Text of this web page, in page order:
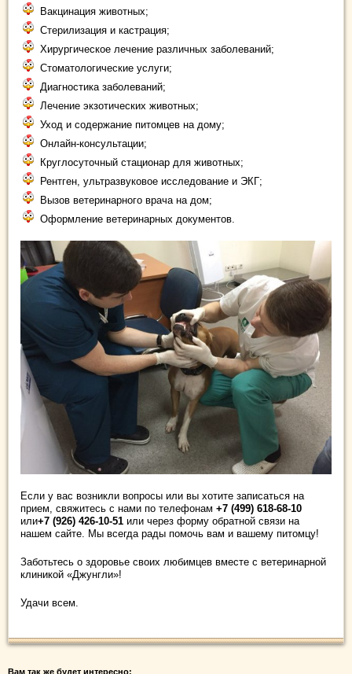
Вакцинация животных;
Стерилизация и кастрация;
Хирургическое лечение различных заболеваний;
Стоматологические услуги;
Диагностика заболеваний;
Лечение экзотических животных;
Уход и содержание питомцев на дому;
Онлайн-консультации;
Круглосуточный стационар для животных;
Рентген, ультразвуковое исследование и ЭКГ;
Вызов ветеринарного врача на дом;
Оформление ветеринарных документов.
Если у вас возникли вопросы или вы хотите записаться на
прием, свяжитесь с нами по телефонам +7 (499) 618-68-10
или+7 (926) 426-10-51 или через форму обратной связи на
нашем сайте. Мы всегда рады помочь вам и вашему питомцу!
Заботьтесь о здоровье своих любимцев вместе с ветеринарной
клиникой «Джунгли»!
Удачи всем.
Вам так же будет интересно: